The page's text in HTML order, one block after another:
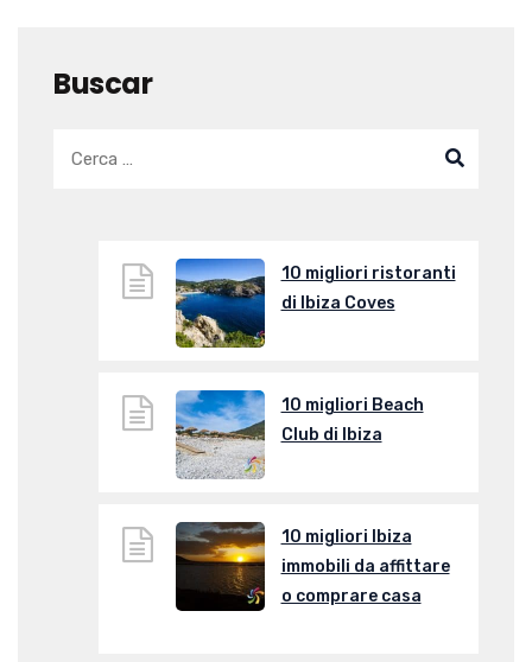
Buscar
10 migliori ristoranti
di Ibiza Coves
10 migliori Beach
Club di Ibiza
10 migliori Ibiza
immobili da affittare
o comprare casa